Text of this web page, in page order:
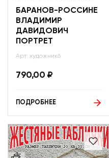
БАРАНОВ-РОССИНЕ
ВЛАДИМИР
ДАВИДОВИЧ
ПОРТРЕТ
Арт: художник6
790,00 ₽
ПОДРОБНЕЕ